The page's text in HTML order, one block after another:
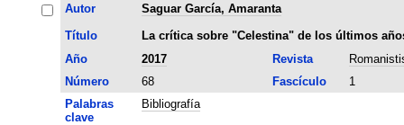
Autor
Saguar García, Amaranta
Título
La crítica sobre "Celestina" de los últimos
Año
2017 Revista
Número
68 Fascículo
1
Palabras
clave
Bibliografía